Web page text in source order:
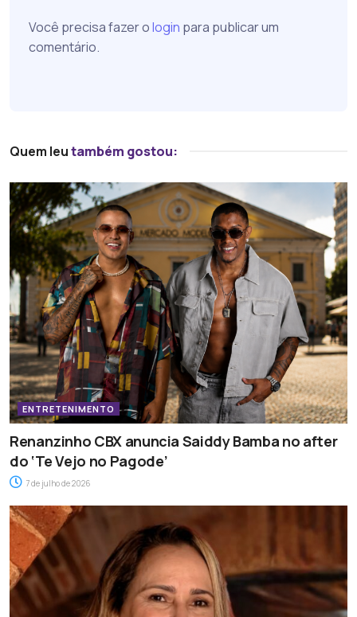
Você precisa fazer ologin para publicar um
comentário.
Quem leutambém gostou:
ENTRETENIMENTO
Renanzinho CBX anuncia Saiddy Bamba no after
do ‘Te Vejo no Pagode’
7 de julho de 2026